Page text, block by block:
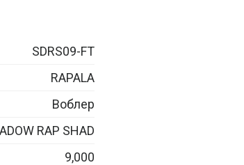
SDRS09-FT
RAPALA
Воблер
RAP SHAD
9,000